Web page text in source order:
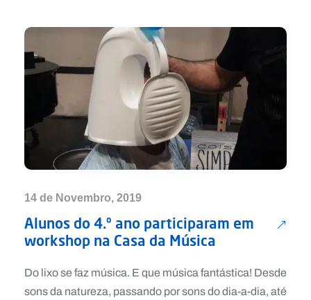
14 de Novembro, 2019
Alunos do 4.º ano participaram em
workshop na Casa da Música
Do lixo se faz música. E que música fantástica! Desde
sons da natureza, passando por sons do dia-a-dia, até